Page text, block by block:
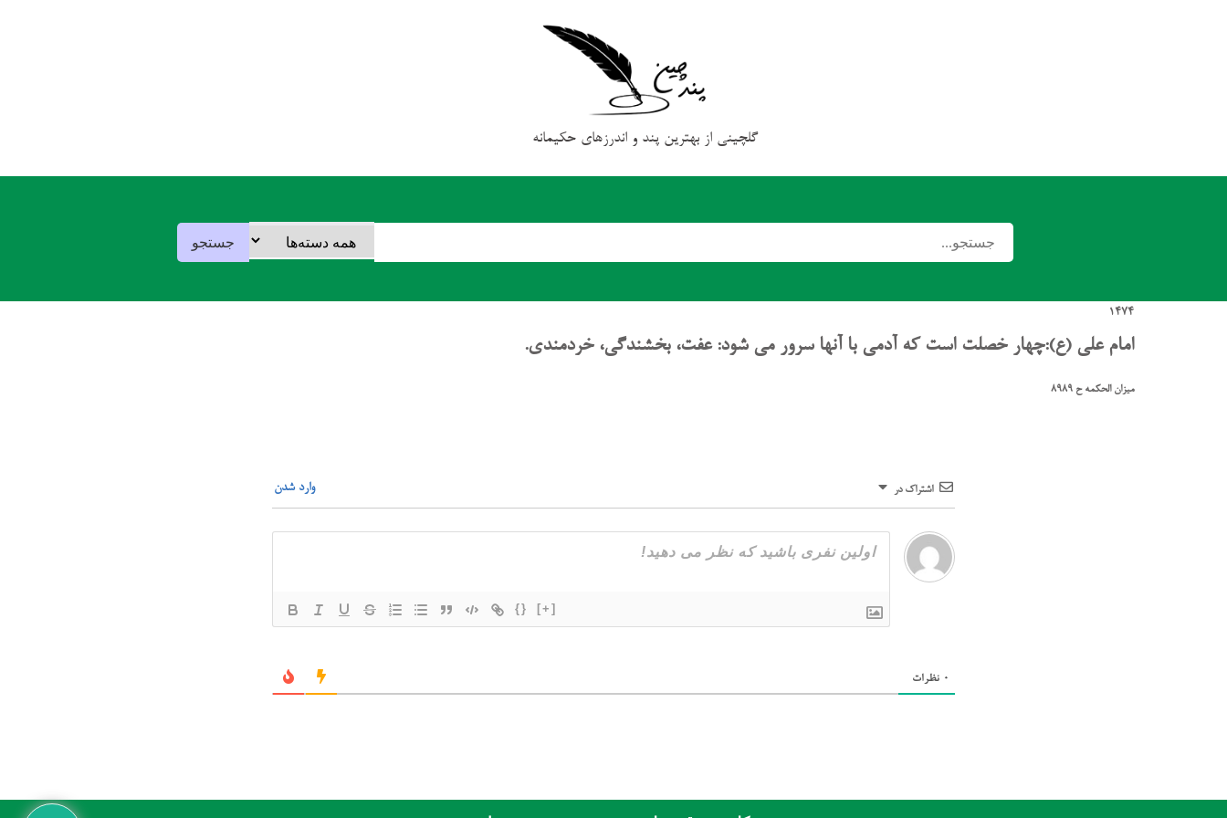
گلچینی از بهترین پند و اندرزهای حکیمانه
1474
امام علی (ع):چهار خصلت است که آدمی با آنها سرور می شود: عفت، بخشندگی، خردمندی.
میزان الحکمه ح 8989
اشتراک در وارد شدن
{} [+]
0 نظرات